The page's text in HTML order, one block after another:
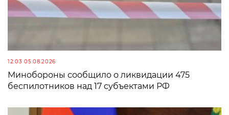
12:03 05.08.2026
Минобороны сообщило о ликвидации 475
беспилотников над 17 субъектами РФ